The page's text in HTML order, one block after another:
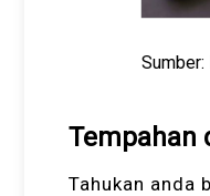
Sumber:
Tempahan
Tahukan anda